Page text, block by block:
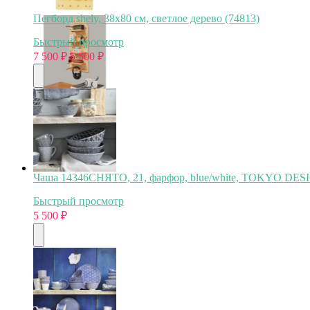
Пегборд shely, 38х80 см, светлое дерево (74813)
Быстрый просмотр
7 500 ₽ 5 500 ₽
Чаша 14346СНЯТО, 21, фарфор, blue/white, TOKYO
Быстрый просмотр
5 500 ₽